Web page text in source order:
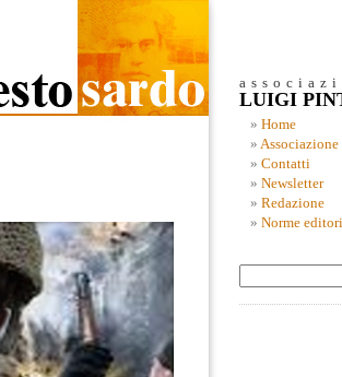
LUIGI
Home
Associazione
Contatti
Newsletter
Redazione
Norme